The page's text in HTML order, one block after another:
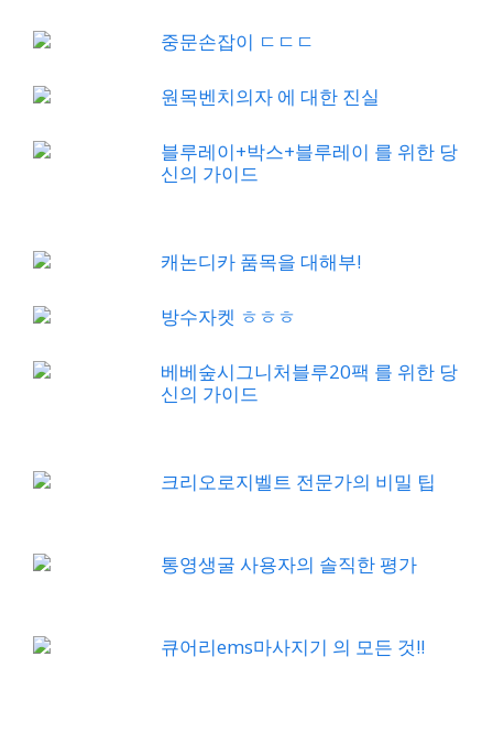
중문손잡이 ㄷㄷㄷ
원목벤치의자 에 대한 진실
블루레이+박스+블루레이 를 위한 당
신의 가이드
캐논디카 품목을 대해부!
방수자켓 ㅎㅎㅎ
베베숲시그니처블루20팩 를 위한 당
신의 가이드
크리오로지벨트 전문가의 비밀 팁
통영생굴 사용자의 솔직한 평가
큐어리ems마사지기 의 모든 것!!